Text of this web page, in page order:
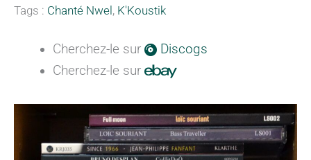
Tags : Chanté Nwel , K'Koustik
Cherchez-le sur
Discogs
Cherchez-le sur